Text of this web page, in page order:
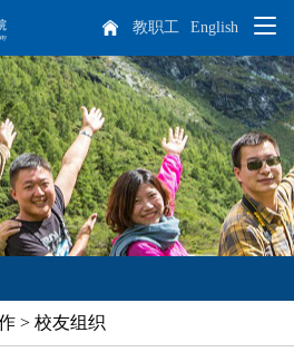
English
教职工
培养方案
> 校友组织